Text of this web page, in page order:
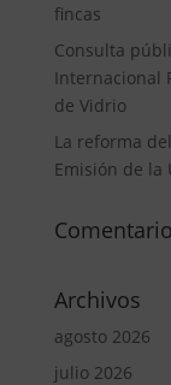
fincas
Consulta
Internacional
de Vidrio
La reforma
Emisión de la
Archivos
agosto 2026
julio 2026